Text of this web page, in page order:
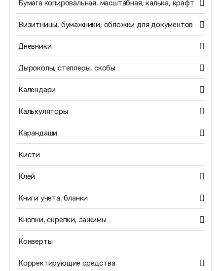
Бумага копировальная, масштабная, калька, крафт
Визитницы, бумажники, обложки для документов
Дневники
Дыроколы, степлеры, скобы
Календари
Калькуляторы
Карандаши
Кисти
Клей
Книги учета, бланки
Кнопки, скрепки, зажимы
Конверты
Корректирующие средства